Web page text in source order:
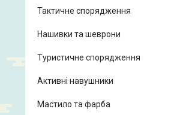
Тактичне спорядження
Нашивки та шеврони
Туристичне спорядження
Активні навушники
Мастило та фарба